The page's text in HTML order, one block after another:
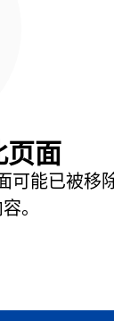
页面
可能已被移
。